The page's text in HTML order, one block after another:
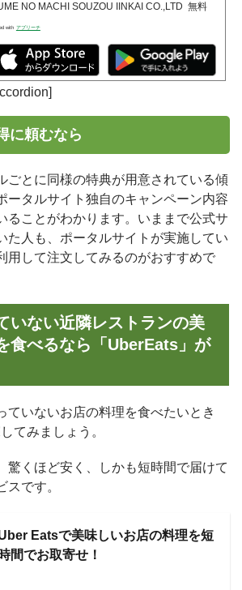
NO MACHI SOUZOU IINKAI CO.,LTD 無料
with アプリーチ
に頼むなら
ごとに同様の特典が用意されている傾
ータルサイト独自のキャンペーン内容
ることがわかります。いままで公式サ
た人も、ポータルサイトが実施してい
用して注文してみるのがおすすめで
いない近隣レストランの美
食べるなら「UberEats」が
ていないお店の料理を食べたいとき
てみましょう。
驚くほど安く、しかも短時間で届けて
スです。
Eatsで美味しいお店の料理を短
時間でお取寄せ！